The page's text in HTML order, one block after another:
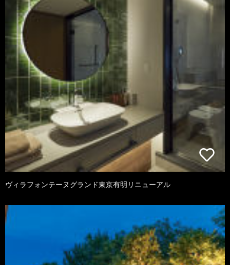
ヴィラフォンテーヌグランド東京有明リニューアル